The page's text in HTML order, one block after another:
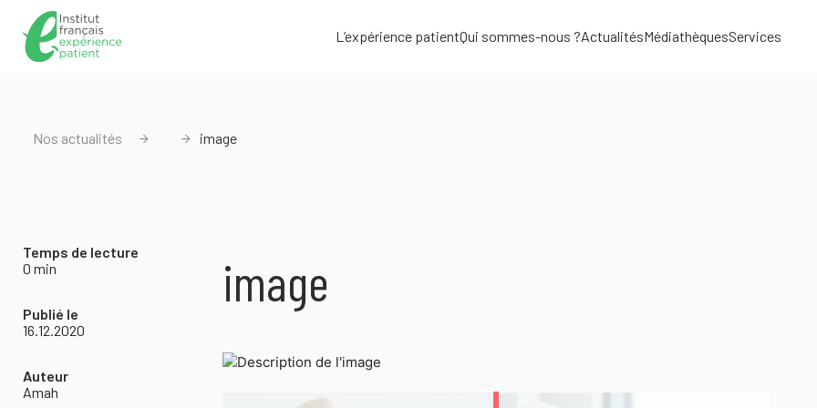
L’expérience patientQui sommes-nous ?ActualitésMédiathèquesServices
Nos actualités image
Temps de lecture
0 min
Publié le
16.12.2020
Auteur
Amah
image